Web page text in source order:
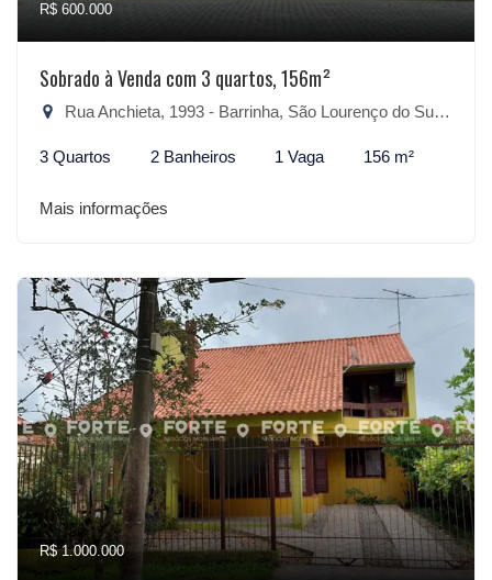
R$ 600.000
Sobrado à Venda com 3 quartos, 156m²
Rua Anchieta, 1993 - Barrinha, São Lourenço do Sul-RS
3 Quartos 2 Banheiros 1 Vaga 156 m²
Mais informações
R$ 1.000.000